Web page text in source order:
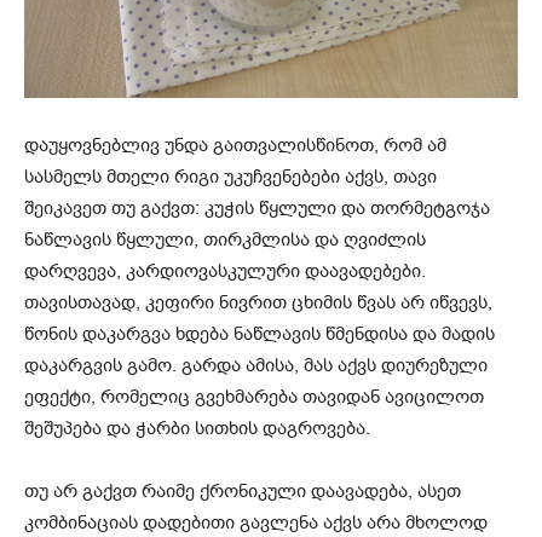
დაუყოვნებლივ უნდა გაითვალისწინოთ, რომ ამ
სასმელს მთელი რიგი უკუჩვენებები აქვს, თავი
შეიკავეთ თუ გაქვთ: კუჭის წყლული და თორმეტგოჯა
ნაწლავის წყლული, თირკმლისა და ღვიძლის
დარღვევა, კარდიოვასკულური დაავადებები.
თავისთავად, კეფირი ნივრით ცხიმის წვას არ იწვევს,
წონის დაკარგვა ხდება ნაწლავის წმენდისა და მადის
დაკარგვის გამო. გარდა ამისა, მას აქვს დიურეზული
ეფექტი, რომელიც გვეხმარება თავიდან ავიცილოთ
შეშუპება და ჭარბი სითხის დაგროვება.
თუ არ გაქვთ რაიმე ქრონიკული დაავადება, ასეთ
კომბინაციას დადებითი გავლენა აქვს არა მხოლოდ